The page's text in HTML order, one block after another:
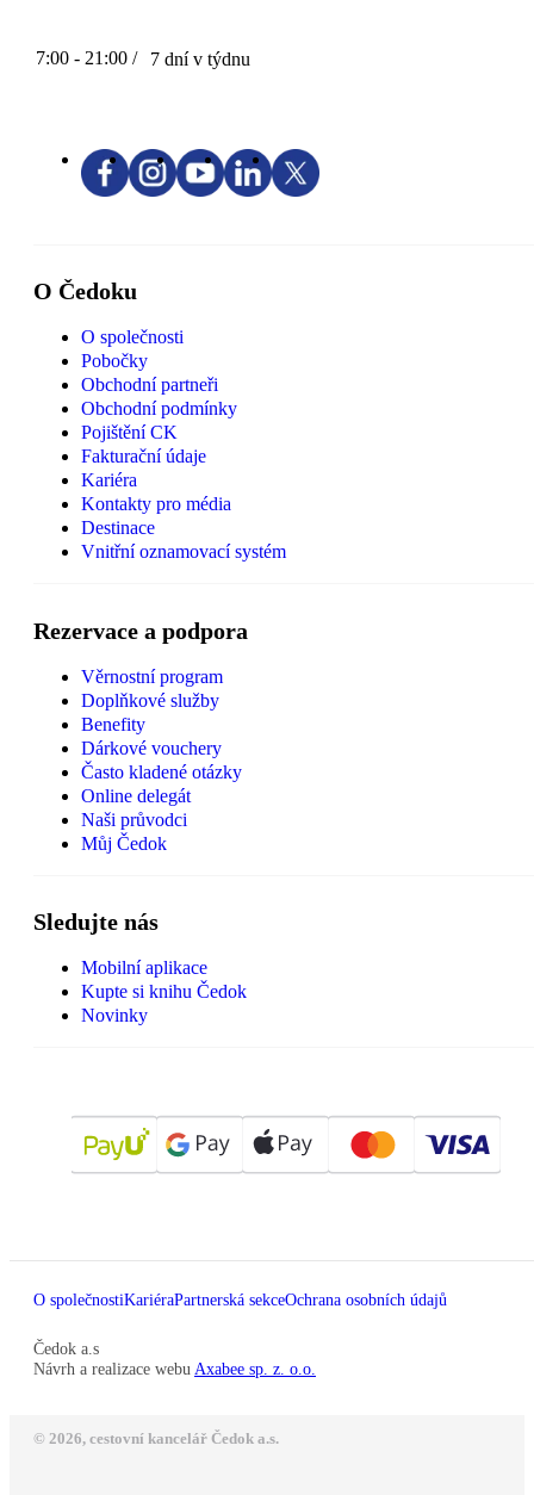
7:00 - 21:00 / 7 dní v týdnu
O Čedoku
O společnosti
Pobočky
Obchodní partneři
Obchodní podmínky
Pojištění CK
Fakturační údaje
Kariéra
Kontakty pro média
Destinace
Vnitřní oznamovací systém
Rezervace a podpora
Věrnostní program
Doplňkové služby
Benefity
Dárkové vouchery
Často kladené otázky
Online delegát
Naši průvodci
Můj Čedok
Sledujte nás
Mobilní aplikace
Kupte si knihu Čedok
Novinky
O společnostiKariéraPartnerská sekceOchrana osobních údajů
Čedok a.s
Návrh a realizace webu Axabee sp. z. o.o.
© 2026, cestovní kancelář Čedok a.s.